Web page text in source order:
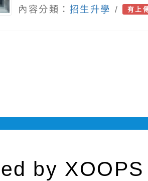
學生單獨招生訊
內容分類： 招生升學 / 有上
by XOOPS